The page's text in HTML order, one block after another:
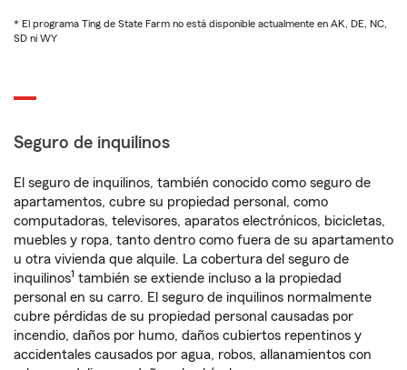
* El programa Ting de State Farm no está disponible actualmente en AK, DE, NC,
SD ni WY
Seguro de inquilinos
El seguro de inquilinos, también conocido como seguro de
apartamentos, cubre su propiedad personal, como
computadoras, televisores, aparatos electrónicos, bicicletas,
muebles y ropa, tanto dentro como fuera de su apartamento
u otra vivienda que alquile. La cobertura del seguro de
inquilinos1 también se extiende incluso a la propiedad
personal en su carro. El seguro de inquilinos normalmente
cubre pérdidas de su propiedad personal causadas por
incendio, daños por humo, daños cubiertos repentinos y
accidentales causados por agua, robos, allanamientos con